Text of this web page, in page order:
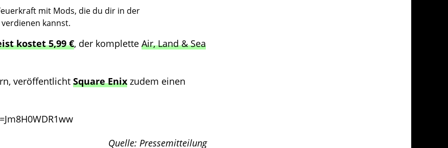
mit Mods, die du dir in der
kannst.
kostet 5,99 €, der komplette Air, Land & Sea
veröffentlicht Square Enix zudem einen
Quelle: Pressemitteilung